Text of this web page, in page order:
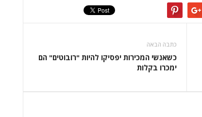
כתבה הבאה
כשאנשי המכירות יפסיקו להיות "רובוטים" הם
ימכרו בקלות